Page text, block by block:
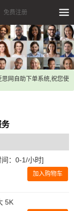
免费注册
网自助下单系统,祝您使用
：0-1/小时]
加入购物车
5K